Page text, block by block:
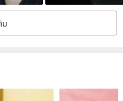
packaging varies due to
factory shipment is the
(Measurement unit: cm)
before placing an order.
ม